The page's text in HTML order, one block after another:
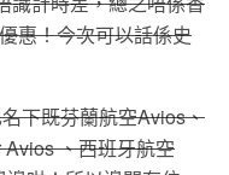
惠！今次可以話係史
下既芬蘭航空Avios、
、西班牙航空